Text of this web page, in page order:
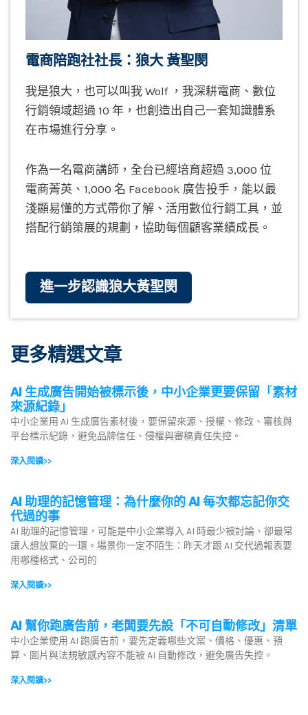
電商陪跑社社長：狼大 黃聖閔
我是狼大，也可以叫我 Wolf ，我深耕電商、數位
行銷領域超過 10 年，也創造出自己一套知識體系
在市場進行分享。
作為一名電商講師，全台已經培育超過 3,000 位
電商菁英、1,000 名 Facebook 廣告投手，能以最
淺顯易懂的方式帶你了解、活用數位行銷工具，並
搭配行銷策展的規劃，協助每個顧客業績成長。
進一步認識狼大黃聖閔
更多精選文章
AI 生成廣告開始被標示後，中小企業更要保留「素材
來源紀錄」
中小企業用 AI 生成廣告素材後，要保留來源、授權、修改、審核與
平台標示紀錄，避免品牌信任、侵權與審稿責任失控。
深入閱讀>>
AI 助理的記憶管理：為什麼你的 AI 每次都忘記你交
代過的事
AI 助理的記憶管理，可能是中小企業導入 AI 時最少被討論、卻最常
讓人想放棄的一環。場景你一定不陌生：昨天才跟 AI 交代過報表要
用哪種格式、公司的
深入閱讀>>
AI 幫你跑廣告前，老闆要先設「不可自動修改」清單
中小企業使用 AI 跑廣告前，要先定義哪些文案、價格、優惠、預
算、圖片與法規敏感內容不能被 AI 自動修改，避免廣告失控。
深入閱讀>>